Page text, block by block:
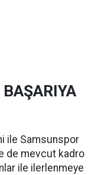
ile Samsunspor
de mevcut kadro
ile ilerlenmeye